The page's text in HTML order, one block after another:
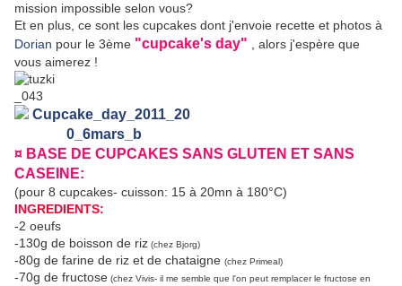
mission impossible selon vous?
Et en plus, ce sont les cupcakes dont j'envoie recette et photos à
Dorian pour le 3ème "cupcake's day" , alors j'espère que
vous aimerez !
¤ BASE DE CUPCAKES SANS GLUTEN ET SANS
CASEINE:
(pour 8 cupcakes- cuisson: 15 à 20mn à 180°C)
INGREDIENTS:
-2 oeufs
-130g de boisson de riz (chez Bjorg)
-80g de farine de riz et de chataigne (chez Primeal)
-70g de fructose (chez Vivis- il me semble que l'on peut remplacer le fructose en